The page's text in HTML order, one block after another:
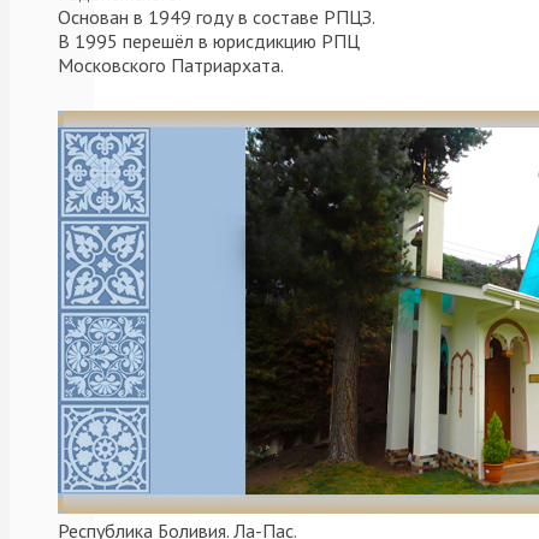
Основан в 1949 году в составе РПЦЗ.
В 1995 перешёл в юрисдикцию РПЦ
Московского Патриархата.
Республика Боливия. Ла-Пас.
religioso
en
propio
aquella
precaria